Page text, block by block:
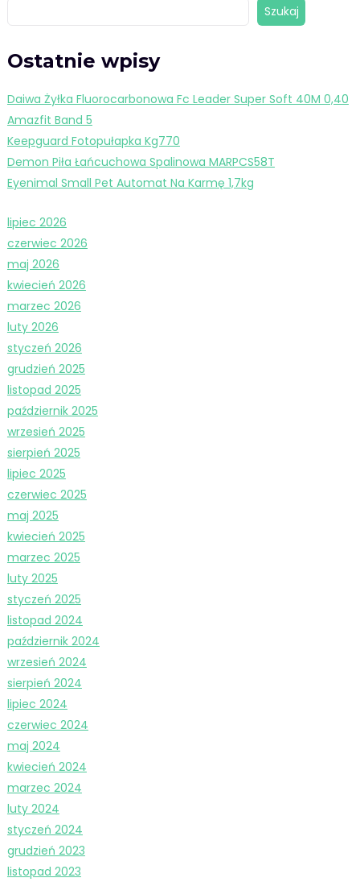
Szukaj
Ostatnie wpisy
Daiwa Żyłka Fluorocarbonowa Fc Leader Super Soft 40M 0,40
Amazfit Band 5
Keepguard Fotopułapka Kg770
Demon Piła Łańcuchowa Spalinowa MARPCS58T
Eyenimal Small Pet Automat Na Karmę 1,7kg
lipiec 2026
czerwiec 2026
maj 2026
kwiecień 2026
marzec 2026
luty 2026
styczeń 2026
grudzień 2025
listopad 2025
październik 2025
wrzesień 2025
sierpień 2025
lipiec 2025
czerwiec 2025
maj 2025
kwiecień 2025
marzec 2025
luty 2025
styczeń 2025
listopad 2024
październik 2024
wrzesień 2024
sierpień 2024
lipiec 2024
czerwiec 2024
maj 2024
kwiecień 2024
marzec 2024
luty 2024
styczeń 2024
grudzień 2023
listopad 2023